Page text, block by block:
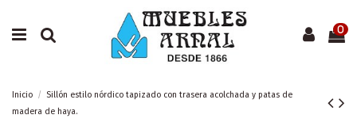
0
Inicio
Sillón estilo nórdico tapizado con trasera acolchada y patas de
madera de haya.